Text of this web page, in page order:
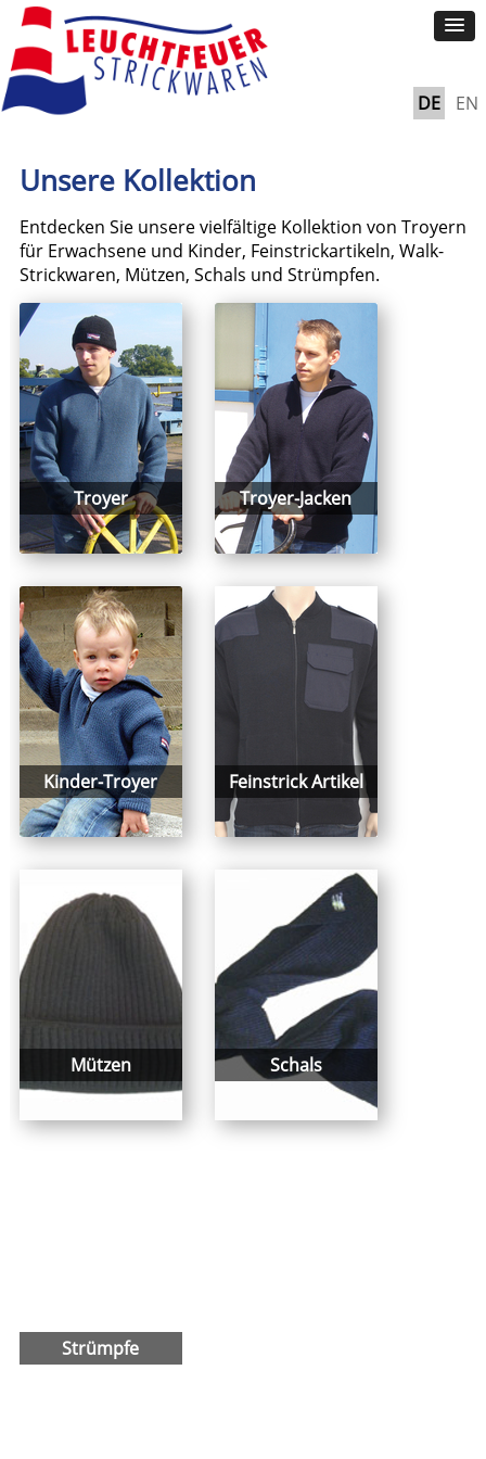
DE EN
Unsere Kollektion
Entdecken Sie unsere vielfältige Kollektion von Troyern
für Erwachsene und Kinder, Feinstrickartikeln, Walk-
Strickwaren, Mützen, Schals und Strümpfen.
Troyer Troyer-Jacken
Kinder-Troyer Feinstrick Artikel
Mützen Schals
Strümpfe